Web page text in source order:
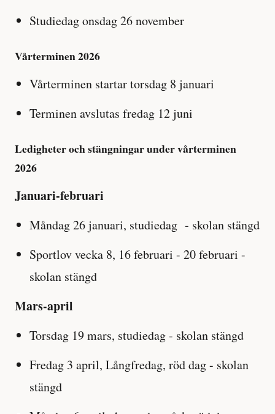
Studiedag onsdag 26 november
Vårterminen 2026
Vårterminen startar torsdag 8 januari
Terminen avslutas fredag 12 juni
Ledigheter och stängningar under vårterminen
2026
Januari-februari
Måndag 26 januari, studiedag - skolan stängd
Sportlov vecka 8, 16 februari - 20 februari -
skolan stängd
Mars-april
Torsdag 19 mars, studiedag - skolan stängd
Fredag 3 april, Långfredag, röd dag - skolan
stängd